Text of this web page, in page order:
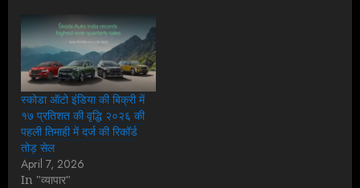
स्कोडा ऑटो इंडिया की बिक्री में
१७ प्रतिशत की वृद्धि २०२६ की
पहली तिमाही में दर्ज की रिकॉर्ड
तोड़ सेल
April 7, 2026
In "व्यापार"